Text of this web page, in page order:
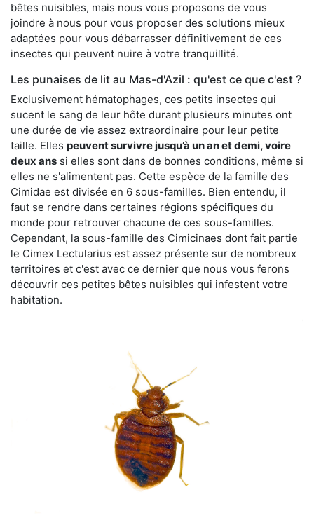
bêtes nuisibles, mais nous vous proposons de vous
joindre à nous pour vous proposer des solutions mieux
adaptées pour vous débarrasser définitivement de ces
insectes qui peuvent nuire à votre tranquillité.
Les punaises de lit au Mas-d'Azil : qu'est ce que c'est ?
Exclusivement hématophages, ces petits insectes qui
sucent le sang de leur hôte durant plusieurs minutes ont
une durée de vie assez extraordinaire pour leur petite
taille. Elles peuvent survivre jusqu’à un an et demi, voire
deux ans si elles sont dans de bonnes conditions, même si
elles ne s'alimentent pas. Cette espèce de la famille des
Cimidae est divisée en 6 sous-familles. Bien entendu, il
faut se rendre dans certaines régions spécifiques du
monde pour retrouver chacune de ces sous-familles.
Cependant, la sous-famille des Cimicinaes dont fait partie
le Cimex Lectularius est assez présente sur de nombreux
territoires et c'est avec ce dernier que nous vous ferons
découvrir ces petites bêtes nuisibles qui infestent votre
habitation.